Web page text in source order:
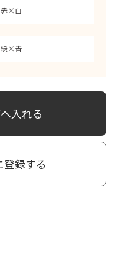
赤×白
緑×青
入れる
登録する